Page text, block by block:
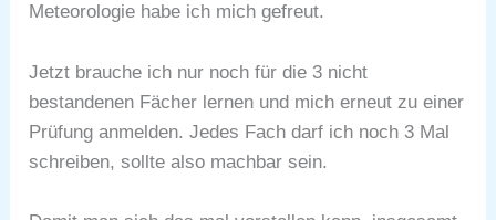
Meteorologie habe ich mich gefreut.
Jetzt brauche ich nur noch für die 3 nicht
bestandenen Fächer lernen und mich erneut zu einer
Prüfung anmelden. Jedes Fach darf ich noch 3 Mal
schreiben, sollte also machbar sein.